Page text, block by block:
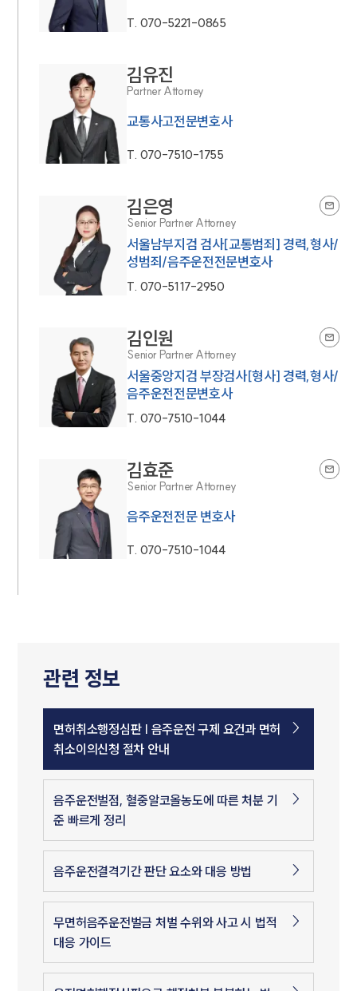
T. 070-5221-0865
김유진
Partner Attorney
교통사고전문변호사
T. 070-7510-1755
김은영
Senior Partner Attorney
서울남부지검 검사[교통범죄] 경력,형사/
성범죄/음주운전전문변호사
T. 070-5117-2950
김인원
Senior Partner Attorney
서울중앙지검 부장검사[형사] 경력,형사/
음주운전전문변호사
T. 070-7510-1044
김효준
Senior Partner Attorney
음주운전전문 변호사
T. 070-7510-1044
관련 정보
면허취소행정심판 | 음주운전 구제 요건과 면허
취소이의신청 절차 안내
음주운전벌점, 혈중알코올농도에 따른 처분 기
준 빠르게 정리
음주운전결격기간 판단 요소와 대응 방법
무면허음주운전벌금 처벌 수위와 사고 시 법적
대응 가이드